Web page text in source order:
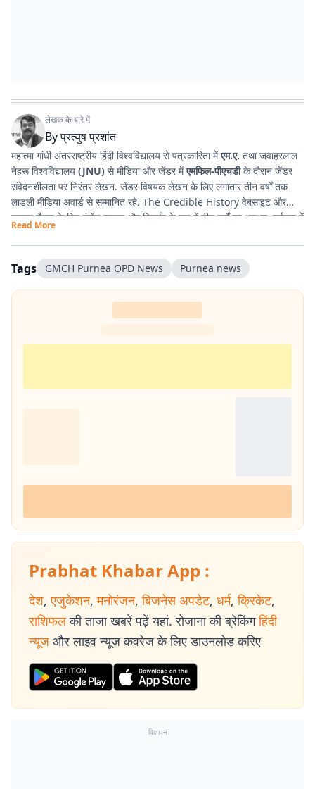
लेखक के बारे में
Byप्रत्युष प्रशांत
महात्मा गांधी अंतरराष्ट्रीय हिंदी विश्वविद्यालय से पत्रकारिता मेंएम.ए. तथा जवाहरलाल
नेहरू विश्वविद्यालय (JNU) से मीडिया और जेंडर मेंएमफिल-पीएचडीके दौरान जेंडर
संवेदनशीलता पर निरंतर लेखन. जेंडर विषयक लेखन के लिए लगातार तीन वर्षों तक
लाडली मीडिया अवार्ड से सम्मानित रहे. The Credible History वेबसाइट और
यूट्यूब चैनल के लिए कंटेंट राइटर और रिसर्चर के रूप में तीन वर्षों का अनुभव. वर्तमान में
प्रभात खबर डिजिटल
किताबें पढ़ने, वायलिन बजाने और कला-साहित्य में गहरी रुचि रखते हैं तथा बिहार को
सामाजिक, सांस्कृतिक और राजनीतिक दृष्टि से समझने में विशेष दिलचस्पी.
Read More
Tags GMCH Purnea OPD News Purnea news
Prabhat Khabar App :
देश, एजुकेशन, मनोरंजन, बिजनेस अपडेट, धर्म, क्रिकेट,
राशिफल की ताजा खबरें पढ़ें यहां. रोजाना की ब्रेकिंग हिंदी
न्यूज और लाइव न्यूज कवरेज के लिए डाउनलोड करिए
विज्ञापन